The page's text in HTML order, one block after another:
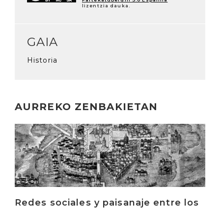
lizentzia dauka.
GAIA
Historia
AURREKO ZENBAKIETAN
Redes sociales y paisanaje entre los
Irakurri